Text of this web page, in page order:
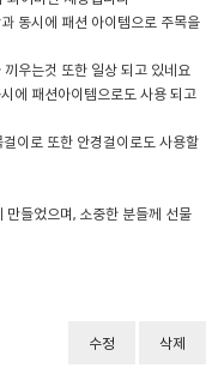
동시에 패션 아이템으로 주목을
우는것 또한 일상 되고 있네요
에 패션아이템으로도 사용 되고
이로 또한 안경걸이로도 사용할
들었으며, 소중한 분들께 선물
수정 삭제